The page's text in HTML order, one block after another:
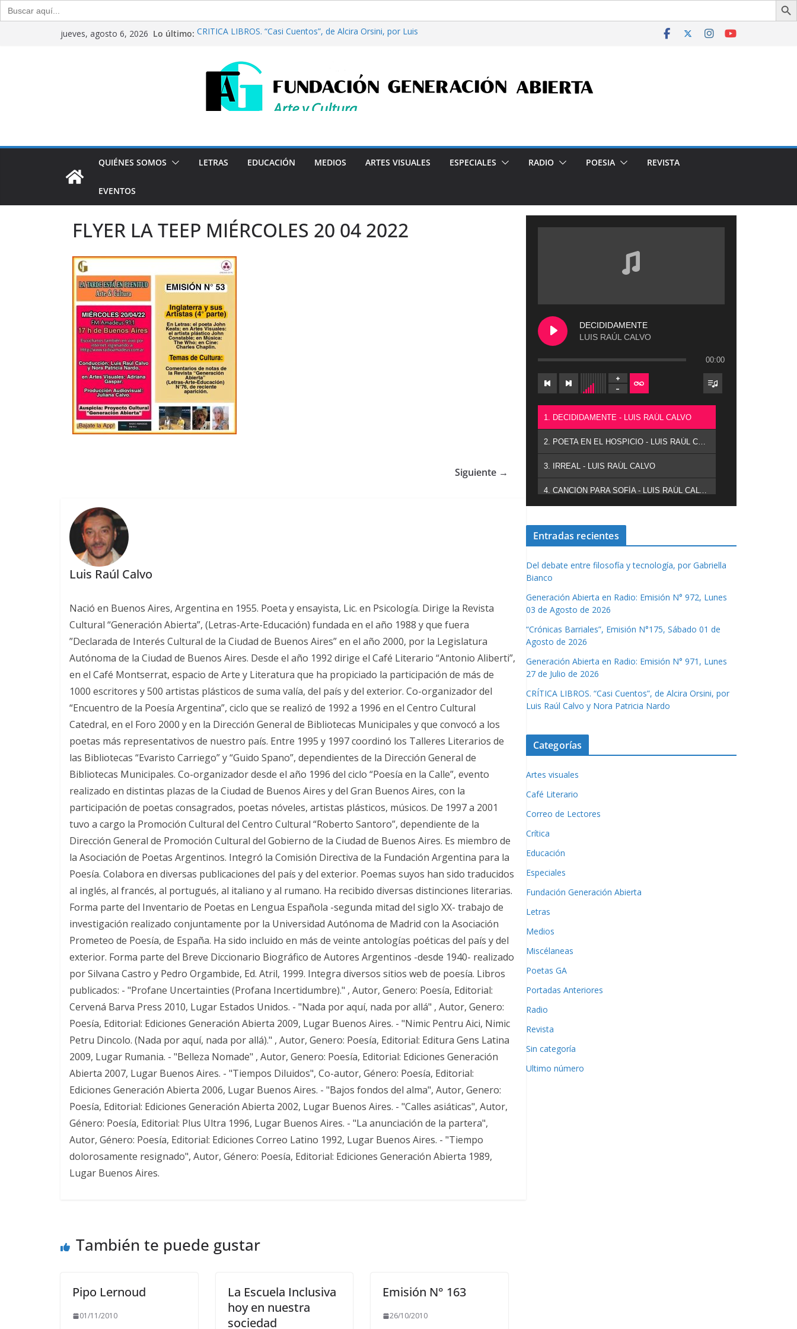
Buscar:
jueves, agosto 6, 2026 Lo último: CRÍTICA LIBROS. “Casi Cuentos”, de Alcira Orsini, por Luis
Generación Abierta en Radio: Emisión N° 972, Lunes 03 de
Agosto de 2026
“Crónicas Barriales”, Emisión N°175, Sábado 01 de Agosto de
QUIÉNES SOMOS LETRAS EDUCACIÓN MEDIOS ARTES VISUALES ESPECIALES RADIO POESIA REVISTA
EVENTOS
FLYER LA TEEP MIÉRCOLES 20 04 2022
Siguiente →
Luis Raúl Calvo
Nació en Buenos Aires, Argentina en 1955. Poeta y ensayista, Lic. en Psicología. Dirige la Revista
Cultural “Generación Abierta”, (Letras-Arte-Educación) fundada en el año 1988 y que fuera
”Declarada de Interés Cultural de la Ciudad de Buenos Aires” en el año 2000, por la Legislatura
Autónoma de la Ciudad de Buenos Aires. Desde el año 1992 dirige el Café Literario “Antonio Aliberti”,
en el Café Montserrat, espacio de Arte y Literatura que ha propiciado la participación de más de
1000 escritores y 500 artistas plásticos de suma valía, del país y del exterior. Co-organizador del
“Encuentro de la Poesía Argentina”, ciclo que se realizó de 1992 a 1996 en el Centro Cultural
Catedral, en el Foro 2000 y en la Dirección General de Bibliotecas Municipales y que convocó a los
poetas más representativos de nuestro país. Entre 1995 y 1997 coordinó los Talleres Literarios de
las Bibliotecas “Evaristo Carriego” y “Guido Spano”, dependientes de la Dirección General de
Bibliotecas Municipales. Co-organizador desde el año 1996 del ciclo “Poesía en la Calle”, evento
realizado en distintas plazas de la Ciudad de Buenos Aires y del Gran Buenos Aires, con la
participación de poetas consagrados, poetas nóveles, artistas plásticos, músicos. De 1997 a 2001
tuvo a cargo la Promoción Cultural del Centro Cultural “Roberto Santoro”, dependiente de la
Dirección General de Promoción Cultural del Gobierno de la Ciudad de Buenos Aires. Es miembro de
la Asociación de Poetas Argentinos. Integró la Comisión Directiva de la Fundación Argentina para la
Poesía. Colabora en diversas publicaciones del país y del exterior. Poemas suyos han sido traducidos
al inglés, al francés, al portugués, al italiano y al rumano. Ha recibido diversas distinciones literarias.
Forma parte del Inventario de Poetas en Lengua Española -segunda mitad del siglo XX- trabajo de
investigación realizado conjuntamente por la Universidad Autónoma de Madrid con la Asociación
Prometeo de Poesía, de España. Ha sido incluido en más de veinte antologías poéticas del país y del
exterior. Forma parte del Breve Diccionario Biográfico de Autores Argentinos -desde 1940- realizado
por Silvana Castro y Pedro Orgambide, Ed. Atril, 1999. Integra diversos sitios web de poesía. Libros
publicados: - "Profane Uncertainties (Profana Incertidumbre)." , Autor, Genero: Poesía, Editorial:
Cervená Barva Press 2010, Lugar Estados Unidos. - "Nada por aquí, nada por allá" , Autor, Genero:
Poesía, Editorial: Ediciones Generación Abierta 2009, Lugar Buenos Aires. - "Nimic Pentru Aici, Nimic
Petru Dincolo. (Nada por aquí, nada por allá)." , Autor, Genero: Poesía, Editorial: Editura Gens Latina
2009, Lugar Rumania. - "Belleza Nomade" , Autor, Genero: Poesía, Editorial: Ediciones Generación
Abierta 2007, Lugar Buenos Aires. - "Tiempos Diluidos", Co-autor, Género: Poesía, Editorial:
Ediciones Generación Abierta 2006, Lugar Buenos Aires. - "Bajos fondos del alma", Autor, Genero:
Poesía, Editorial: Ediciones Generación Abierta 2002, Lugar Buenos Aires. - "Calles asiáticas", Autor,
Género: Poesía, Editorial: Plus Ultra 1996, Lugar Buenos Aires. - "La anunciación de la partera",
Autor, Género: Poesía, Editorial: Ediciones Correo Latino 1992, Lugar Buenos Aires. - "Tiempo
dolorosamente resignado", Autor, Género: Poesía, Editorial: Ediciones Generación Abierta 1989,
Lugar Buenos Aires.
También te puede gustar
Pipo Lernoud
01/11/2010
La Escuela Inclusiva
hoy en nuestra
sociedad
Emisión N° 163
26/10/2010
DECIDIDAMENTE
LUIS RAÚL CALVO
00:00
1. DECIDIDAMENTE - LUIS RAÚL CALVO
2. POETA EN EL HOSPICIO - LUIS RAÚL CALVO
3. IRREAL - LUIS RAÚL CALVO
Entradas recientes
Del debate entre filosofía y tecnología, por Gabriella
Bianco
Generación Abierta en Radio: Emisión N° 972, Lunes
03 de Agosto de 2026
“Crónicas Barriales”, Emisión N°175, Sábado 01 de
Agosto de 2026
Generación Abierta en Radio: Emisión N° 971, Lunes
27 de Julio de 2026
CRÍTICA LIBROS. “Casi Cuentos”, de Alcira Orsini, por
Luis Raúl Calvo y Nora Patricia Nardo
Categorías
Artes visuales
Café Literario
Correo de Lectores
Crítica
Educación
Especiales
Fundación Generación Abierta
Letras
Medios
Miscélaneas
Poetas GA
Portadas Anteriores
Radio
Revista
Sin categoría
Ultimo número